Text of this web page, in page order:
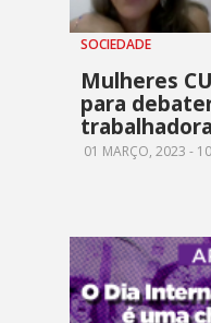
SOCIEDADE
Mulheres
para
01 MARÇO, 2023 -